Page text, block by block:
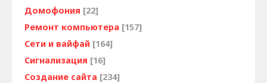
Домофония [22]
Ремонт компьютера [157]
Сети и вайфай [164]
Сигнализация [16]
Создание сайта [234]